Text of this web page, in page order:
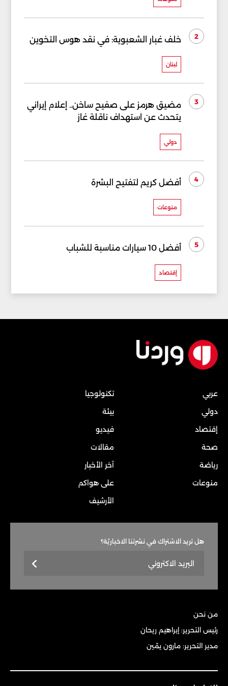
2 خلف غبار الشعبوية: في نقد هوس التخوين
لبنان
3
مضيق هرمز على صفيح ساخن.. إعلام إيراني
يتحدث عن استهداف ناقلة غاز
دولي
4 أفضل كريم لتفتيح البشرة
منوعات
5 أفضل 10 سيارات مناسبة للشباب
إقتصاد
عربي
دولي
إقتصاد
صحة
رياضة
منوعات
تكنولوجيا
بيئة
فيديو
مقالات
آخر الأخبار
على هواكم
الأرشيف
هل تريد الاشتراك في نشرتنا الاخباريّة؟
من نحن
رئيس التحرير: إبراهيم ريحان
مدير التحرير: مارون يمّين